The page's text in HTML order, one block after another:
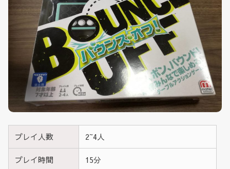
プレイ人数 2~4人
プレイ時間 15分